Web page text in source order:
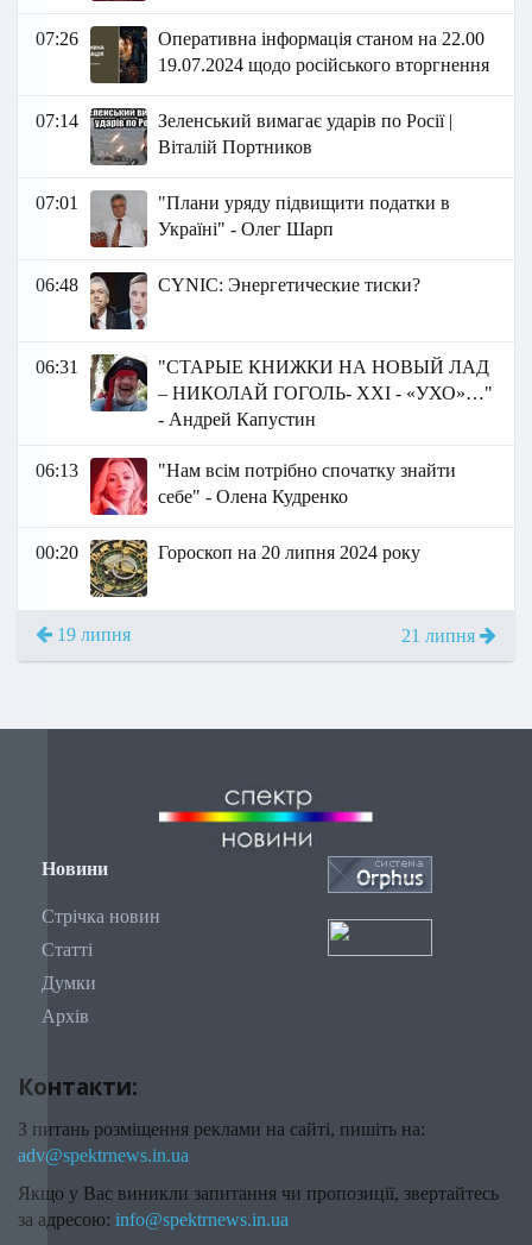
07:26
Оперативна інформація станом на 22.00
19.07.2024 щодо російського вторгнення
07:14
Зеленський вимагає ударів по Росії |
Віталій Портников
07:01
"Плани уряду підвищити податки в
Україні" - Олег Шарп
06:48 СYNIC: Энергетические тиски?
06:31
"СТАРЫЕ КНИЖКИ НА НОВЫЙ ЛАД
– НИКОЛАЙ ГОГОЛЬ- XXI - «УХО»…"
- Андрей Капустин
06:13
"Нам всім потрібно спочатку знайти
себе" - Олена Кудренко
00:20 Гороскоп на 20 липня 2024 року
19 липня 21 липня
Новини
Стрічка новин
Статті
Думки
Архів
Контакти:
З питань розміщення реклами на сайті, пишіть на:
adv@spektrnews.in.ua
Якщо у Вас виникли запитання чи пропозиції, звертайтесь
за адресою: info@spektrnews.in.ua